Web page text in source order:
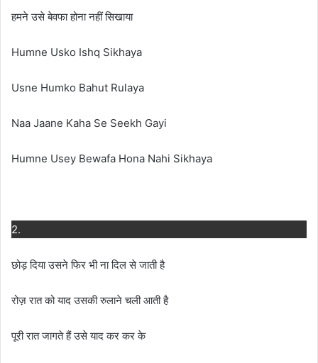
हमने उसे बेवफा होना नहीं सिखाया
Humne Usko Ishq Sikhaya
Usne Humko Bahut Rulaya
Naa Jaane Kaha Se Seekh Gayi
Humne Usey Bewafa Hona Nahi Sikhaya
2.
छोड़ दिया उसने फिर भी ना दिल से जाती है
रोज़ रात को याद उसकी रुलाने चली आती है
पूरी रात जागते हैं उसे याद कर कर के